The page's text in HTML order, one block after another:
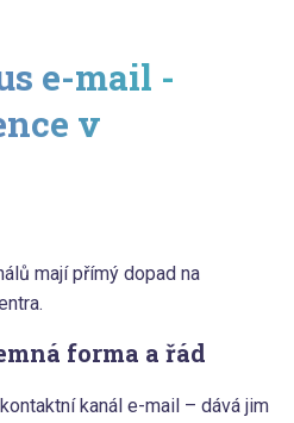
e-mail -
v
mají přímý dopad na
forma a řád
kanál e-mail – dává jim